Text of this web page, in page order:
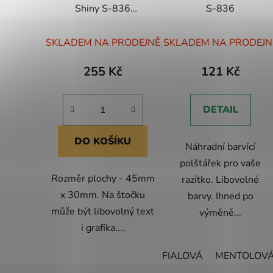
Shiny S-836
hodnocení
produktu
5,0
z
hvězdiček.
SKLADEM NA PRODEJNĚ
255 Kč
DO KOŠÍKU
Rozměr plochy - 45mm
x 30mm. Na štočku
může být libovolný text
i grafika....
S-836
SKLADEM NA
121 Kč
DETAIL
Náhradní barvící
polštářek pro vaše
razítko. Libovolné
barvy. Ihned po
výměně...
FIALOVÁ